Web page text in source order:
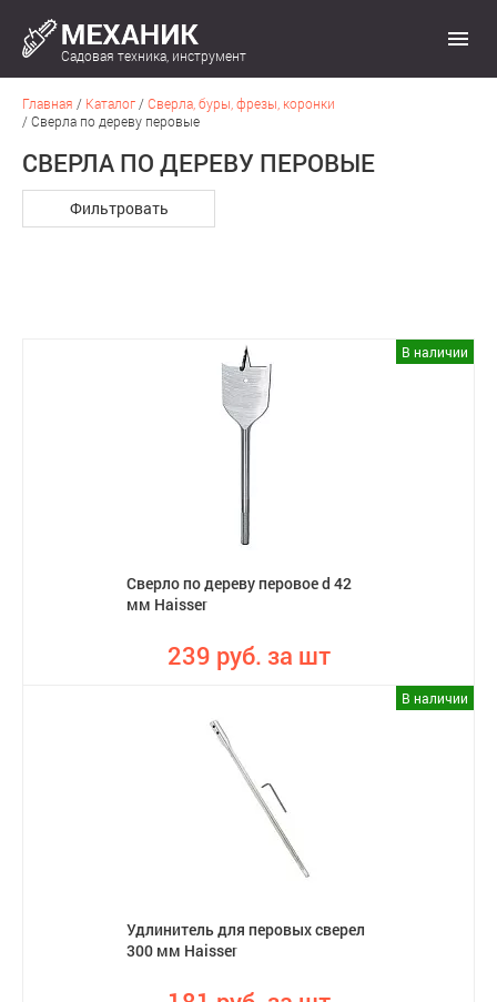
Садовая техника, инструмент
Главная / Каталог /Сверла, буры, фрезы, коронки
/Сверла по дереву перовые
СВЕРЛА ПО ДЕРЕВУ ПЕРОВЫЕ
Фильтровать
В наличии
Сверло по дереву перовое d 42
мм Haisser
239 руб. за шт
В наличии
Удлинитель для перовых сверел
300 мм Haisser